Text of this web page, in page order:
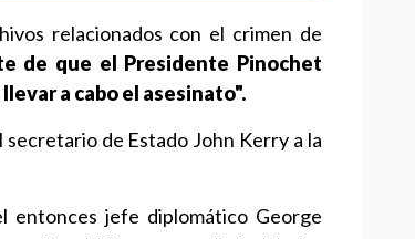
relacionados con el crimen de
de que el Presidente Pinochet
a cabo el asesinato".
de Estado John Kerry a la
jefe diplomático George